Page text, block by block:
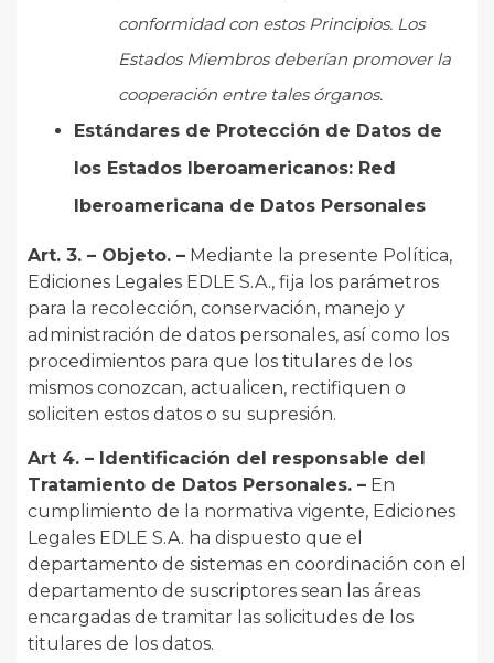
conformidad con estos Principios. Los
Estados Miembros deberían promover la
cooperación entre tales órganos.
Estándares de Protección de Datos de
los Estados Iberoamericanos: Red
Iberoamericana de Datos Personales
Art. 3. – Objeto. – Mediante la presente Política,
Ediciones Legales EDLE S.A., fija los parámetros
para la recolección, conservación, manejo y
administración de datos personales, así como los
procedimientos para que los titulares de los
mismos conozcan, actualicen, rectifiquen o
soliciten estos datos o su supresión.
Art 4. – Identificación del responsable del
Tratamiento de Datos Personales. – En
cumplimiento de la normativa vigente, Ediciones
Legales EDLE S.A. ha dispuesto que el
departamento de sistemas en coordinación con el
departamento de suscriptores sean las áreas
encargadas de tramitar las solicitudes de los
titulares de los datos.